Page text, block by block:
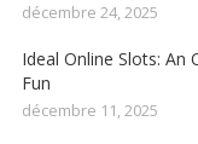
décembre 24, 2025
Ideal Online Slots: An
Fun
décembre 11, 2025